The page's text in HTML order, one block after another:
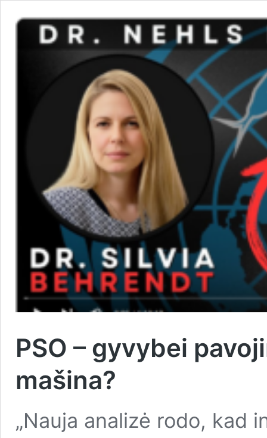
PSO – gyvybei
mašina?
„Nauja analizė rodo, kad